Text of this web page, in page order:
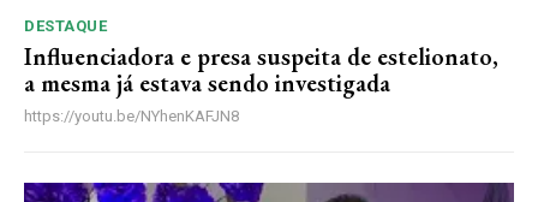
DESTAQUE
Influenciadora e presa suspeita de estelionato,
a mesma já estava sendo investigada
https://youtu.be/NYhenKAFJN8